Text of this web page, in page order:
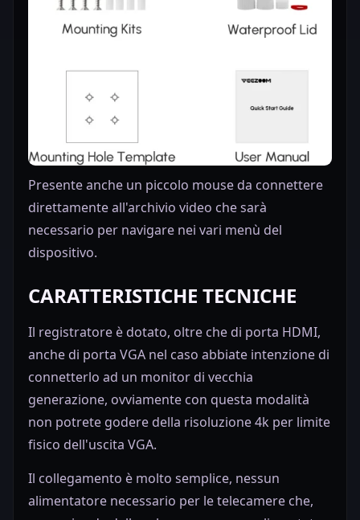
Presente anche un piccolo mouse da connettere
direttamente all'archivio video che sarà
necessario per navigare nei vari menù del
dispositivo.
CARATTERISTICHE TECNICHE
Il registratore è dotato, oltre che di porta HDMI,
anche di porta VGA nel caso abbiate intenzione di
connetterlo ad un monitor di vecchia
generazione, ovviamente con questa modalità
non potrete godere della risoluzione 4k per limite
fisico dell'uscita VGA.
Il collegamento è molto semplice, nessun
alimentatore necessario per le telecamere che,